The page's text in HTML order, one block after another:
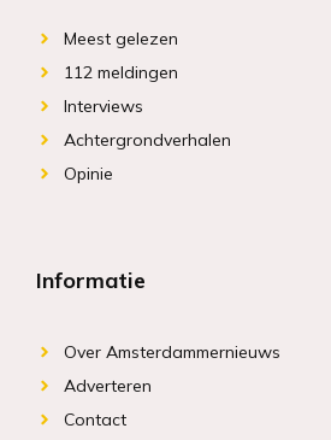
Meest gelezen
112 meldingen
Interviews
Achtergrondverhalen
Opinie
Informatie
Over Amsterdammernieuws
Adverteren
Contact